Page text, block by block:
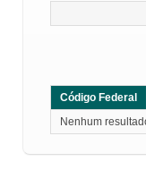
Código Federal
Nenhum